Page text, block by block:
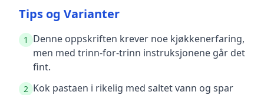
Tips og Varianter
1
Denne oppskriften krever noe kjøkkenerfaring,
men med trinn-for-trinn instruksjonene går det
fint.
2 Kok pastaen i rikelig med saltet vann og spar